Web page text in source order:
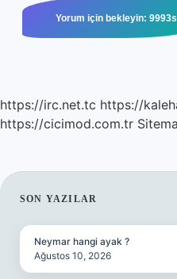
https://irc.net.tc https://
https://cicimod.com.tr
SIDEBAR
SON YAZILAR
Neymar hangi ayak ?
Ağustos 10, 2026